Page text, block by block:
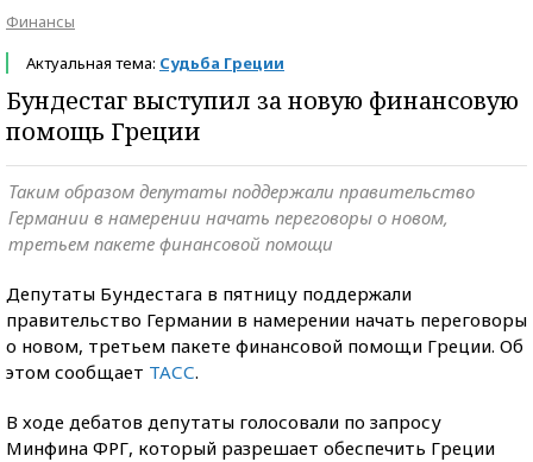
Финансы
Актуальная тема: Судьба Греции
Бундестаг выступил за новую финансовую
помощь Греции
Таким образом депутаты поддержали правительство
Германии в намерении начать переговоры о новом,
третьем пакете финансовой помощи
Депутаты Бундестага в пятницу поддержали
правительство Германии в намерении начать переговоры
о новом, третьем пакете финансовой помощи Греции. Об
этом сообщает ТАСС.
В ходе дебатов депутаты голосовали по запросу
Минфина ФРГ, который разрешает обеспечить Греции